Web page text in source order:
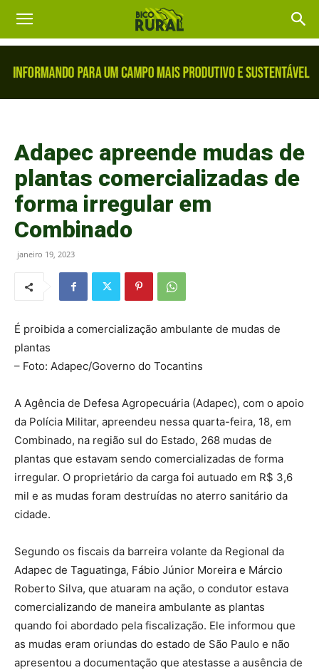
Adapec apreende mudas de
plantas comercializadas de
forma irregular em
Combinado
janeiro 19, 2023
É proibida a comercialização ambulante de mudas de
plantas
– Foto: Adapec/Governo do Tocantins
A Agência de Defesa Agropecuária (Adapec), com o apoio
da Polícia Militar, apreendeu nessa quarta-feira, 18, em
Combinado, na região sul do Estado, 268 mudas de
plantas que estavam sendo comercializadas de forma
irregular. O proprietário da carga foi autuado em R$ 3,6
mil e as mudas foram destruídas no aterro sanitário da
cidade.
Segundo os fiscais da barreira volante da Regional da
Adapec de Taguatinga, Fábio Júnior Moreira e Márcio
Roberto Silva, que atuaram na ação, o condutor estava
comercializando de maneira ambulante as plantas
quando foi abordado pela fiscalização. Ele informou que
as mudas eram oriundas do estado de São Paulo e não
apresentou a documentação que atestasse a ausência de